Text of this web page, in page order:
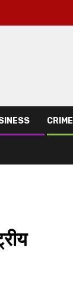
CRIME